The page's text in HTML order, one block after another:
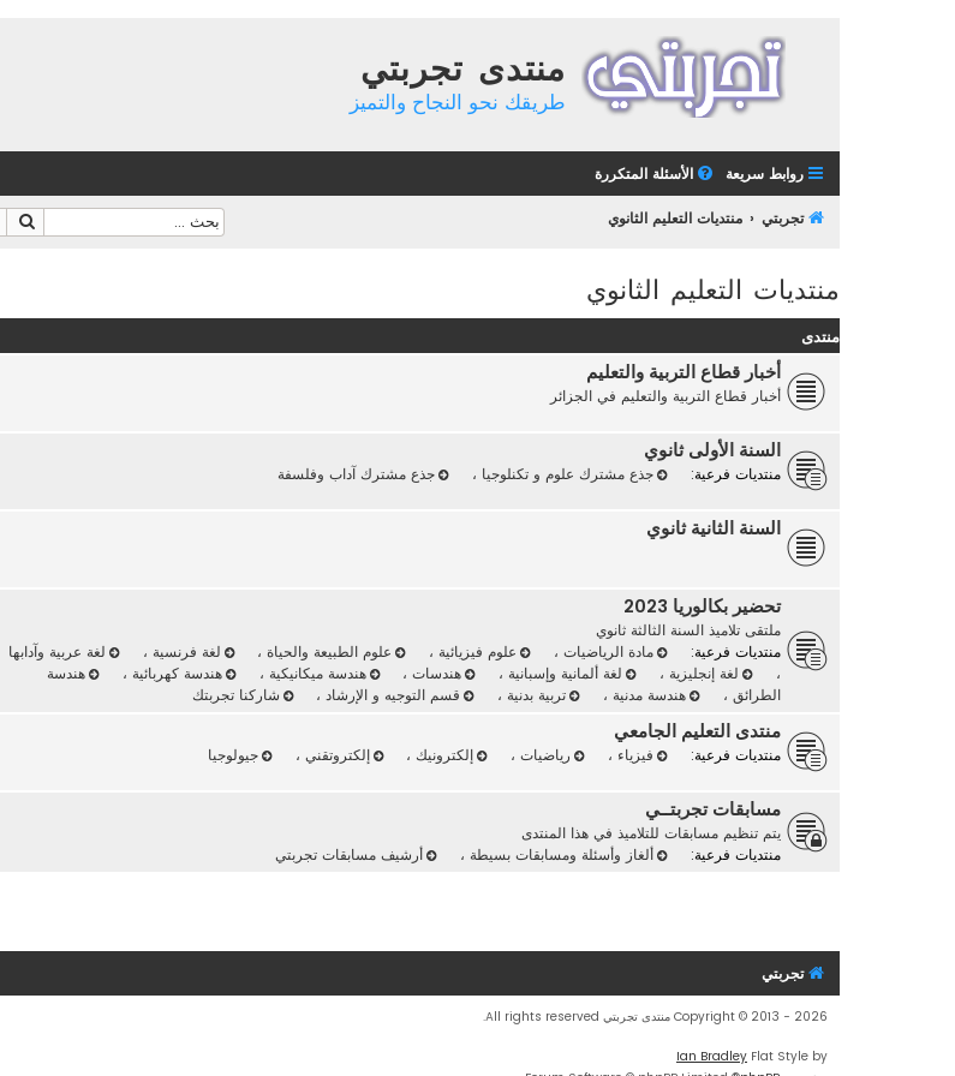
منتدى تجربتي
طريقك نحو النجاح والتميز
روابط سريعة الأسئلة المتكررة
تجربتي منتديات التعليم الثانوي
منتديات التعليم الثانوي
منتدى
أخبار قطاع التربية والتعليم
أخبار قطاع التربية والتعليم في الجزائر
السنة الأولى ثانوي
منتديات فرعية: جذع مشترك علوم و تكنلوجيا ، جذع مشترك آداب وفلسفة
السنة الثانية ثانوي
تحضير بكالوريا 2023
ملتقى تلاميذ السنة الثالثة ثانوي
منتديات فرعية:
مادة الرياضيات ، علوم فيزيائية ، علوم الطبيعة والحياة ، لغة فرنسية ،
لغة عربية وآدابها
،
لغة إنجليزية ، لغة ألمانية وإسبانية ، هندسات ، هندسة ميكانيكية ، هندسة كهربائية ،
هندسة
الطرائق ، هندسة مدنية ، تربية بدنية ، قسم التوجيه و الإرشاد ، شاركنا تجربتك
منتدى التعليم الجامعي
منتديات فرعية: فيزياء ، رياضيات ، إلكترونيك ، إلكتروتقني ، جيولوجيا
مسابقات تجربتــي
يتم تنظيم مسابقات للتلاميذ في هذا المنتدى
منتديات فرعية:
ألغاز وأسئلة ومسابقات بسيطة ، أرشيف مسابقات تجربتي
تجربتي
Copyright © 2013 - 2026 منتدى تجربتي All rights reserved.
Flat Style by
Ian Bradley